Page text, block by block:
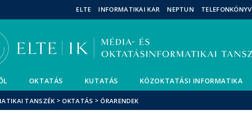
Hírek
Események
ELTE a
ELTE INFORMATIKAI KAR NEPTUN TELEFONKÖNYV
OKTATÁS KUTATÁS KÖZOKTATÁSI INFORMATIKA
TANSZÉK > OKTATÁS > ÓRARENDEK